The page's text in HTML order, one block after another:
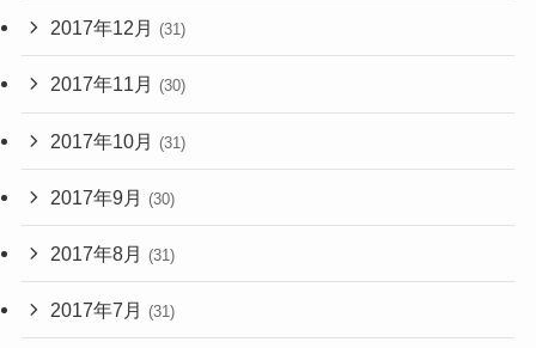
2017年12月 (31)
2017年11月 (30)
2017年10月 (31)
2017年9月 (30)
2017年8月 (31)
2017年7月 (31)